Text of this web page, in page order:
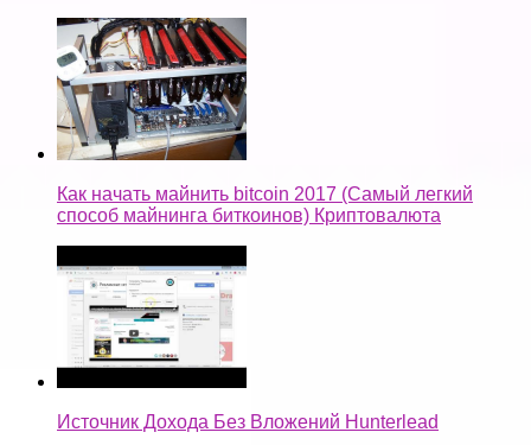
Как начать майнить bitcoin 2017 (Самый легкий
способ майнинга биткоинов) Криптовалюта
Источник Дохода Без Вложений Hunterlead